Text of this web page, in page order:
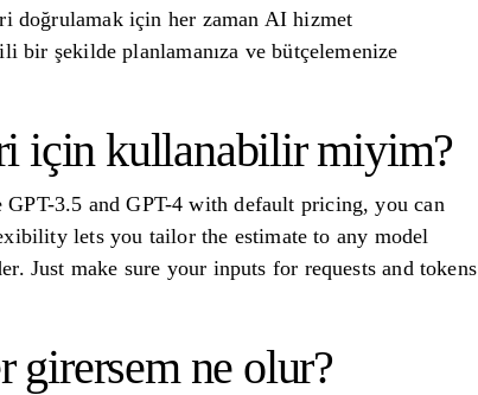
doğrulamak için her zaman AI hizmet
bir şekilde planlamanıza ve bütçelemenize
için kullanabilir miyim?
3.5 and GPT-4 with default pricing, you can
lets you tailor the estimate to any model
Just make sure your inputs for requests and tokens
girersem ne olur?